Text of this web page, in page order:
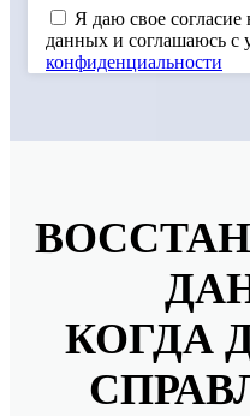
Я даю свое
данных и соглашаюсь с
конфиденциальности
КОГДА